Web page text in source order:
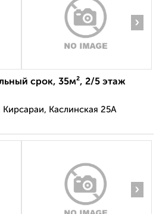
›
срок, 35м², 2/5 этаж
Каслинская 25А
›